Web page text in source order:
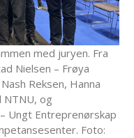
med juryen. Fra
Nielsen – Frøya
Reksen, Hanna
NTNU, og
Ungt Entreprenørskap
Foto: